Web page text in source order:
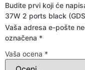
Budite prvi koji će
37W 2 ports black
Vaša adresa e-pošte
označena *
Vaša ocena *